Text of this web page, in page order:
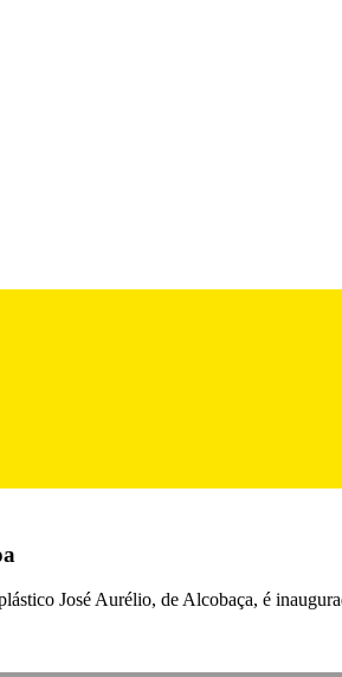
José Aurélio, de Alcobaça, é